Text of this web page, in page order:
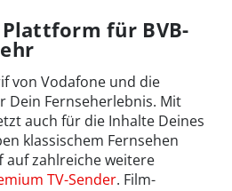
Plattform für BVB-
von Vodafone und die
Dein Fernseherlebnis. Mit
auch für die Inhalte Deines
klassischem Fernsehen
auf zahlreiche weitere
TV-Sender. Film-